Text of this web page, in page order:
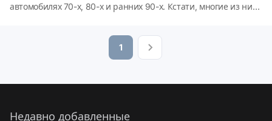
автомобилях 70-х, 80-х и ранних 90-х. Кстати, многие из них
1
Недавно добавленные